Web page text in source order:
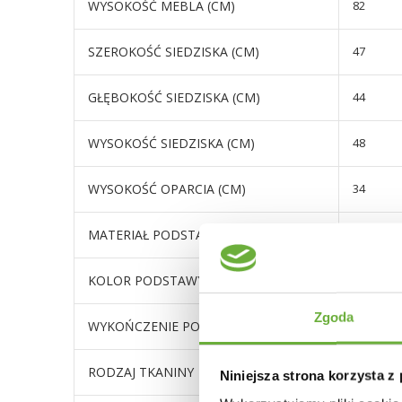
Zgoda
Niniejsza strona korzysta z
WYSOKOŚĆ MEBLA (CM) 82
SZEROKOŚĆ SIEDZISKA (CM) 47
GŁĘBOKOŚĆ SIEDZISKA (CM) 44
WYSOKOŚĆ SIEDZISKA (CM) 48
WYSOKOŚĆ OPARCIA (CM) 34
MATERIAŁ PODSTAWY
KOLOR PODSTAWY
WYKOŃCZENIE PODSTAWY
RODZAJ TKANINY Monza